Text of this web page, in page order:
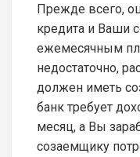
Прежде всего,
кредита и Ваши
ежемесячным
недостаточно,
должен иметь
банк требует
месяц, а Вы
созаемщику